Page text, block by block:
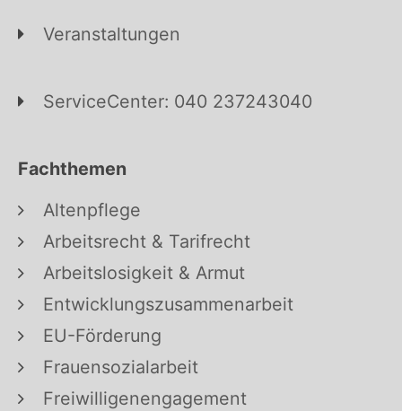
Veranstaltungen
ServiceCenter: 040 237243040
Fachthemen
Altenpflege
Arbeitsrecht & Tarifrecht
Arbeitslosigkeit & Armut
Entwicklungszusammenarbeit
EU-Förderung
Frauensozialarbeit
Freiwilligenengagement